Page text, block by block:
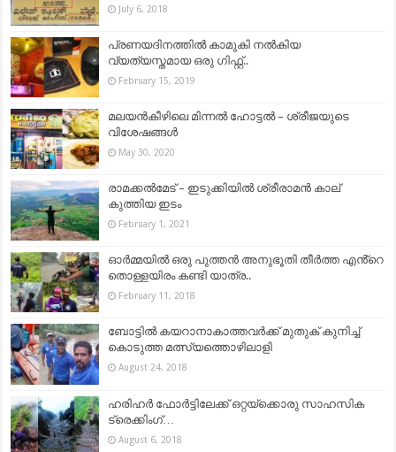
July 6, 2018
പ്രണയദിനത്തിൽ കാമുകി നൽകിയ
വ്യത്യസ്തമായ ഒരു ഗിഫ്റ്റ്..
February 15, 2019
മലയൻകീഴിലെ മിന്നൽ ഹോട്ടൽ – ശ്രീജയുടെ
വിശേഷങ്ങൾ
May 30, 2020
രാമക്കല്‍മേട് – ഇടുക്കിയിൽ ശ്രീരാമന്‍ കാല്
കുത്തിയ ഇടം
February 1, 2021
ഓർമ്മയിൽ ഒരു പുത്തൻ അനുഭൂതി തീർത്ത എൻ്റെ
തൊള്ളയിരം കണ്ടി യാത്ര..
February 11, 2018
ബോട്ടില്‍ കയറാനാകാത്തവര്‍ക്ക് മുതുക് കുനിച്ച്
കൊടുത്ത മത്സ്യത്തൊഴിലാളി
August 24, 2018
ഹരിഹർ ഫോർട്ടിലേക്ക് ഒറ്റയ്ക്കൊരു സാഹസിക
ട്രെക്കിംഗ്…
August 6, 2018